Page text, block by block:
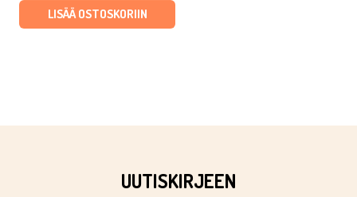
oli:
on:
LISÄÄ OSTOSKORIIN
UUTISKIRJEEN